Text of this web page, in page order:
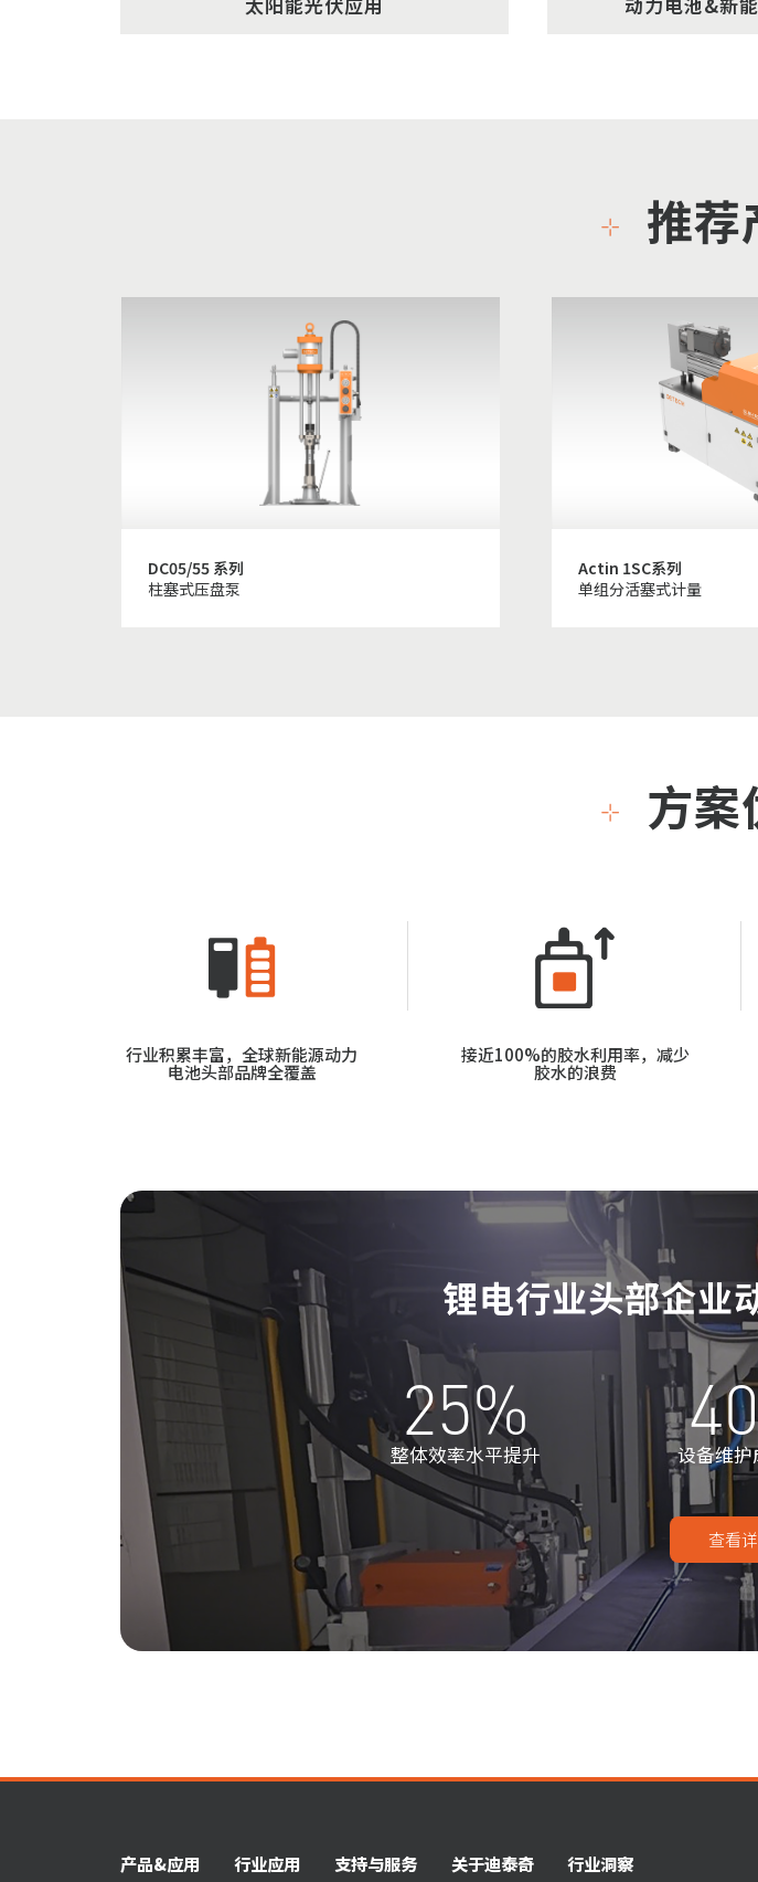
推荐
DC05/55 系列
柱塞式压盘泵
Actin 1SC系列
单组分活塞式计量
方案
行业积累丰富，全球新能源动力
电池头部品牌全覆盖
接近100%的胶水利用率，减少
胶水的浪费
锂电行业头部企业
25%
整体效率水平提升
40
设备维
查看
产品&应用 行业应用 支持与服务 关于迪泰奇 行业洞察